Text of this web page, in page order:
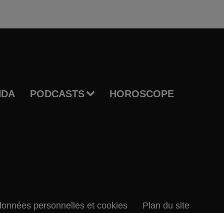
PODCASTS HOROSCOPE
personnelles et cookies Plan du site